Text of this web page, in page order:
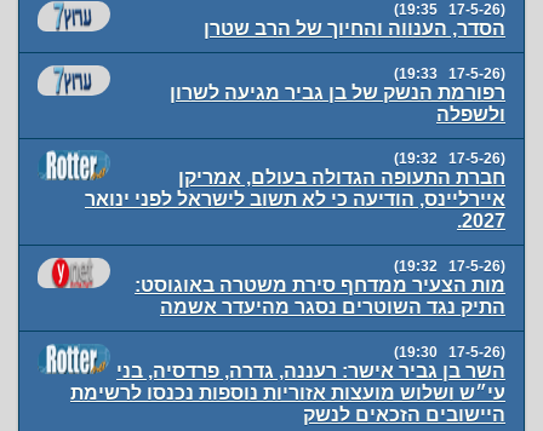
(17-5-26 19:35)
הסדר, הענווה והחיוך של הרב שטרן
(17-5-26 19:33)
רפורמת הנשק של בן גביר מגיעה לשרון
ולשפלה
(17-5-26 19:32)
חברת התעופה הגדולה בעולם, אמריקן
איירליינס, הודיעה כי לא תשוב לישראל לפני ינואר
2027.
(17-5-26 19:32)
מות הצעיר ממדחף סירת משטרה באוגוסט:
התיק נגד השוטרים נסגר מהיעדר אשמה
(17-5-26 19:30)
השר בן גביר אישר: רעננה, גדרה, פרדסיה, בני
עי״ש ושלוש מועצות אזוריות נוספות נכנסו לרשימת
היישובים הזכאים לנשק